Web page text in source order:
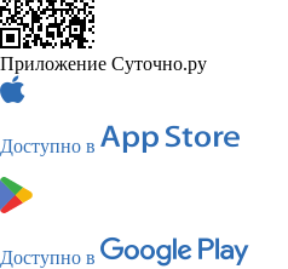
Приложение Суточно.ру
Доступно в
Доступно в